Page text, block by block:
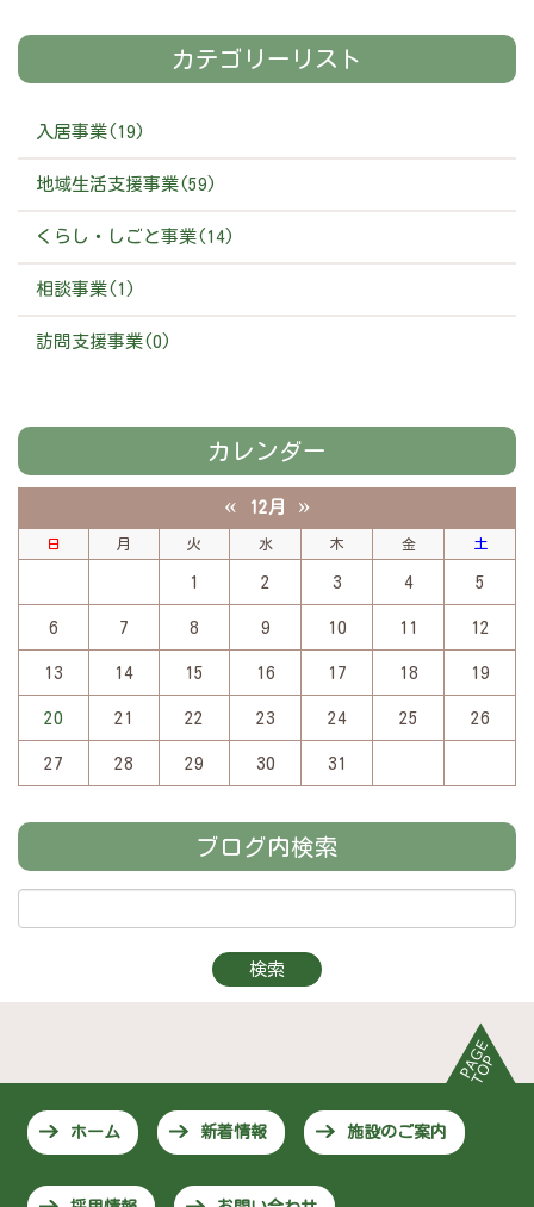
カテゴリーリスト
入居事業(19)
地域生活支援事業(59)
くらし・しごと事業(14)
相談事業(1)
訪問支援事業(0)
カレンダー
« 12月 »
日 月 火 水 木 金 土
1 2 3 4 5
6 7 8 9 10 11 12
13 14 15 16 17 18 19
20 21 22 23 24 25 26
27 28 29 30 31
ブログ内検索
ホーム 新着情報 施設のご案内